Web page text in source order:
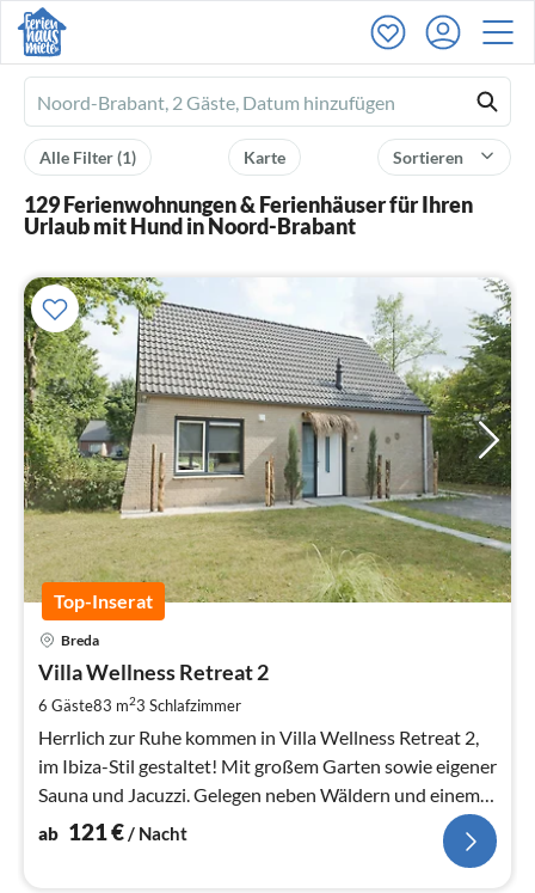
Ferienhausmiete
logo
Sortieren
Karte
Alle Filter(1)
129 Ferienwohnungen & Ferienhäuser für Ihren
Urlaub mit Hund in Noord-Brabant
Top-Inserat
Breda
Villa Wellness Retreat 2
6 Gäste83 m23 Schlafzimmer
Herrlich zur Ruhe kommen in Villa Wellness Retreat 2,
im Ibiza-Stil gestaltet! Mit großem Garten sowie eigener
Sauna und Jacuzzi. Gelegen neben Wäldern und einem
großen Badeparadies!
ab 121€/ Nacht